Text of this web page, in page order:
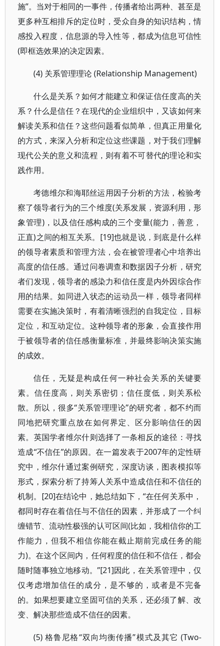
施”。当对于相同的一事件，传播者给出两种、甚至是
更多种互相排斥的定位时，受众自身的知识结构，情
感投入程度，信息源的导入性等，都成为信息可信性
(即框选效果)的决定因素。
(4) 关系管理理论 (Relationship Management)
什么是关系？如何才能建立和保证信任度高的关
系？什么是信任？在现代的企业组织中，又该如何来
解读关系和信任？这些问题看似简单，但真正用量化
的方式，来深入分析和定位这些课题，对于我们理解
现代公关的意义和流程，则有着不可替代的理论和实
践作用。
考德维尔和海耶丝运用因子分析的方法，检验考
察了领导者行为的三个维度(关系发展，资源利用，形
象管理)，以及信任感构成的三个变量(能力，善意，
正直)之间的相互关系。[19]也就是说，到底是什么样
的领导者素质和管理方法，会在被管理者心中培养出
高度的信任感。通过问卷调查和数据因子分析，研究
者们发现，领导者的感染力和信任度是内外因综合作
用的结果。如同进入状态的运动员一样，领导者同样
需要在实施决策时，有着清晰强烈的自我定位，目标
定位，和互动定位。这种领导者的形象，会直接作用
于被领导者的信任感衡量标准，并最终影响决策实施
的成效。
信任，无疑是构成任何一种社会关系的关键要
素。信任度高，则关系密切；信任度低，则关系松
散。所以，很多“关系管理理论”的研究者，都不约而
同地把研究重点放在如何界定、区分影响信任的因
素。英国学者维尔什则选择了一条相反的途径：寻找
造成“不信任”的原因。在一篇发表于2007年的定性研
究中，维尔什通过案例研究，深度访谈，图表模拟等
形式，探索分析了持筹人关系中造成信任和不信任的
机制。[20]在结论中，她总结如下，“在任何关系中，
都同时存在着信任与不信任的因素，并形成了一个纠
缠错节、流动性极强的认可区间(比如，我相信你的工
作能力，但我不相信你能在截止期前完成任务的能
力)。在这个区间内，任何程度的信任和不信任，都会
随时随事独立地移动。”[21]因此，在关系管理中，仅
仅考虑增加信任的成分，是不够的，或者是不完备
的。如果想要建立坚固可信的关系，还必须了解、改
变、解决那些造成不信任的因素。
(5) 格鲁尼格“双向均衡传播”模式及其它 (Two-